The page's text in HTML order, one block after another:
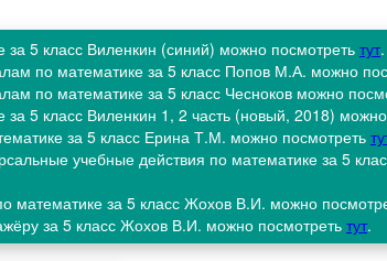
за 5 класс Виленкин (синий) можно посмотреть тут.
по математике за 5 класс Попов М.А. можно
по математике за 5 класс Чесноков можно
за 5 класс Виленкин 1, 2 часть (новый, 2018)
за 5 класс Ерина Т.М. можно посмотреть
учебные действия по математике за 5
математике за 5 класс Жохов В.И. можно
за 5 класс Жохов В.И. можно посмотреть тут.